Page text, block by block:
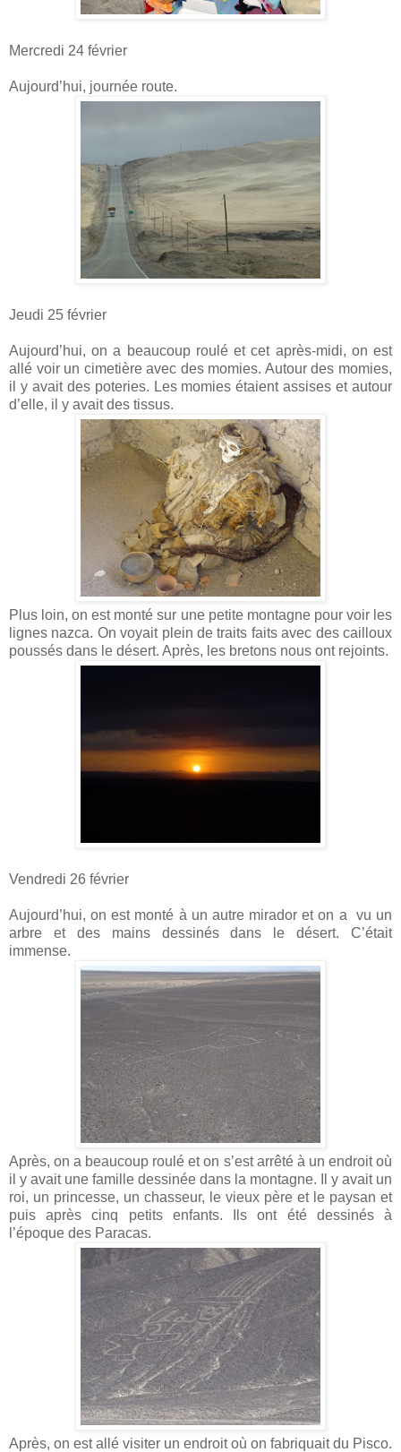
Mercredi 24 février
Aujourd’hui, journée route.
Jeudi 25 février
Aujourd’hui, on a beaucoup roulé et cet après-midi, on est
allé voir un cimetière avec des momies. Autour des momies,
il y avait des poteries. Les momies étaient assises et autour
d’elle, il y avait des tissus.
Plus loin, on est monté sur une petite montagne pour voir les
lignes nazca. On voyait plein de traits faits avec des cailloux
poussés dans le désert. Après, les bretons nous ont rejoints.
Vendredi 26 février
Aujourd’hui, on est monté à un autre mirador et on a
vu un
arbre et des mains dessinés dans le désert. C’était
immense.
Après, on a beaucoup roulé et on s’est arrêté à un endroit où
il y avait une famille dessinée dans la montagne. Il y avait un
roi, un princesse, un chasseur, le vieux père et le paysan et
puis après cinq petits enfants. Ils ont été dessinés à
l’époque des Paracas.
Après, on est allé visiter un endroit où on fabriquait du Pisco.